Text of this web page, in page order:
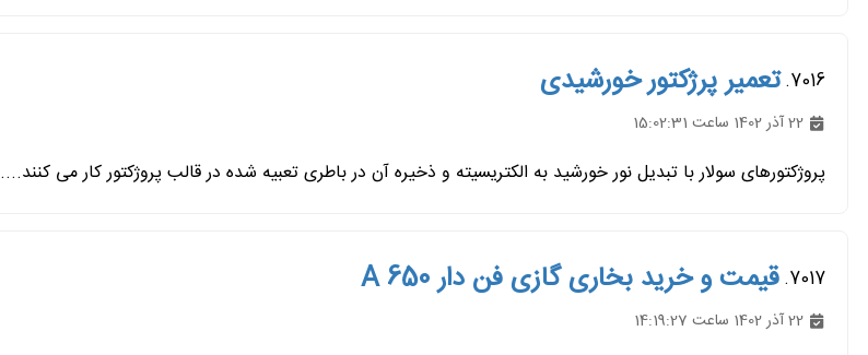
7016. تعمیر پرژکتور خورشیدی
پروژکتورهای سولار با تبدیل نور خورشید به الکتریسیته و ذخیره آن در باطری تعبیه شده در قالب پروژکتور کار می کنند....
7017. قیمت و خرید بخاری گازی فن دار 650 A